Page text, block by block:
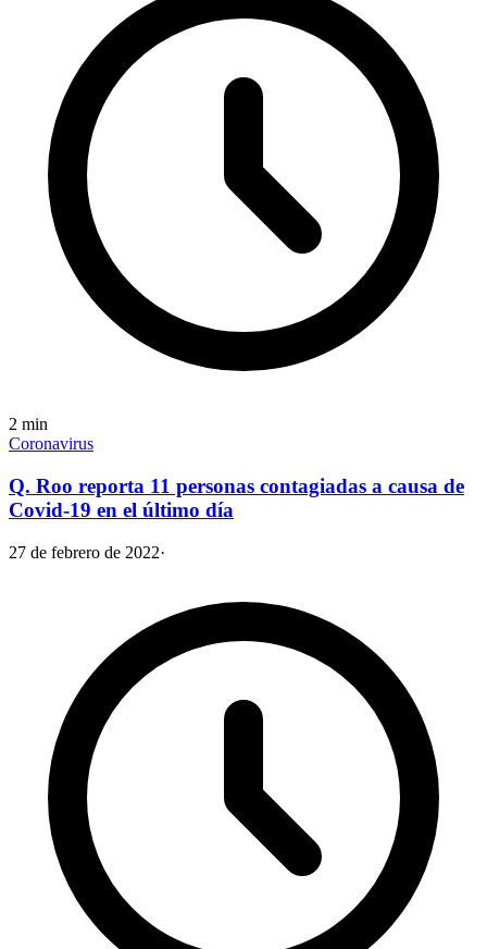
2 min
Coronavirus
Q. Roo reporta 11 personas contagiadas a causa de
Covid-19 en el último día
27 de febrero de 2022·